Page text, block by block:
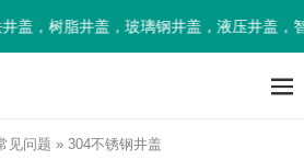
，树脂井盖，玻璃钢井盖，液压井盖，
见问题 » 304不锈钢井盖